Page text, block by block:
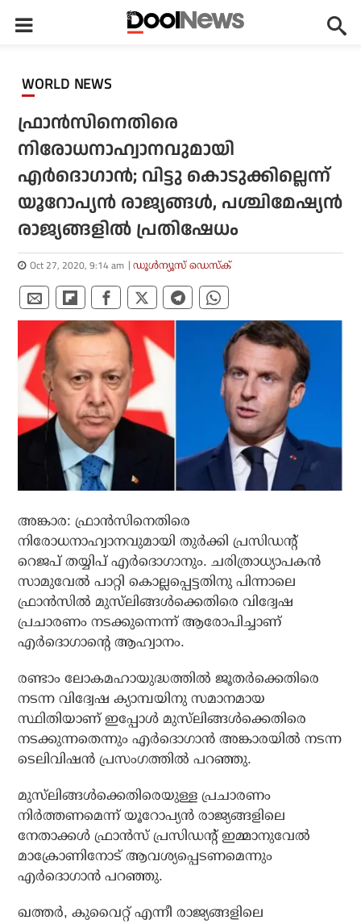
WORLD NEWS
ഫ്രാന്‍സിനെതിരെ
നിരോധനാഹ്വാനവുമായി
എര്‍ദൊഗാന്‍; വിട്ടു കൊടുക്കില്ലെന്ന്
യൂറോപ്യന്‍ രാജ്യങ്ങള്‍, പശ്ചിമേഷ്യന്‍
രാജ്യങ്ങളില്‍ പ്രതിഷേധം
Oct 27, 2020, 9:14 am ഡൂള്‍ന്യൂസ് ഡെസ്‌ക്
അങ്കാര: ഫ്രാന്‍സിനെതിരെ
നിരോധനാഹ്വാനവുമായി തുര്‍ക്കി പ്രസിഡന്റ്
റെജപ് തയ്യിപ് എര്‍ദൊഗാനും. ചരിത്രാധ്യാപകന്‍
സാമുവേല്‍ പാറ്റി കൊല്ലപ്പെട്ടതിനു പിന്നാലെ
ഫ്രാന്‍സില്‍ മുസ്‌ലിങ്ങള്‍ക്കെതിരെ വിദ്വേഷ
പ്രചാരണം നടക്കുന്നെന്ന് ആരോപിച്ചാണ്
എര്‍ദൊഗാന്റെ ആഹ്വാനം.
രണ്ടാം ലോകമഹായുദ്ധത്തില്‍ ജൂതര്‍ക്കെതിരെ
നടന്ന വിദ്വേഷ ക്യാമ്പയിനു സമാനമായ
സ്ഥിതിയാണ് ഇപ്പോള്‍ മുസ്‌ലിങ്ങള്‍ക്കെതിരെ
നടക്കുന്നതെന്നും എര്‍ദൊഗാന്‍ അങ്കാരയില്‍ നടന്ന
ടെലിവിഷന്‍ പ്രസംഗത്തില്‍ പറഞ്ഞു.
മുസ്‌ലിങ്ങള്‍ക്കെതിരെയുള്ള പ്രചാരണം
നിര്‍ത്തണമെന്ന് യൂറോപ്യന്‍ രാജ്യങ്ങളിലെ
നേതാക്കള്‍ ഫ്രാന്‍സ് പ്രസിഡന്റ് ഇമ്മാനുവേല്‍
മാക്രോണിനോട് ആവശ്യപ്പെടണമെന്നും
എര്‍ദൊഗാന്‍ പറഞ്ഞു.
ഖത്തര്‍, കുവൈറ്റ് എന്നീ രാജ്യങ്ങളിലെ